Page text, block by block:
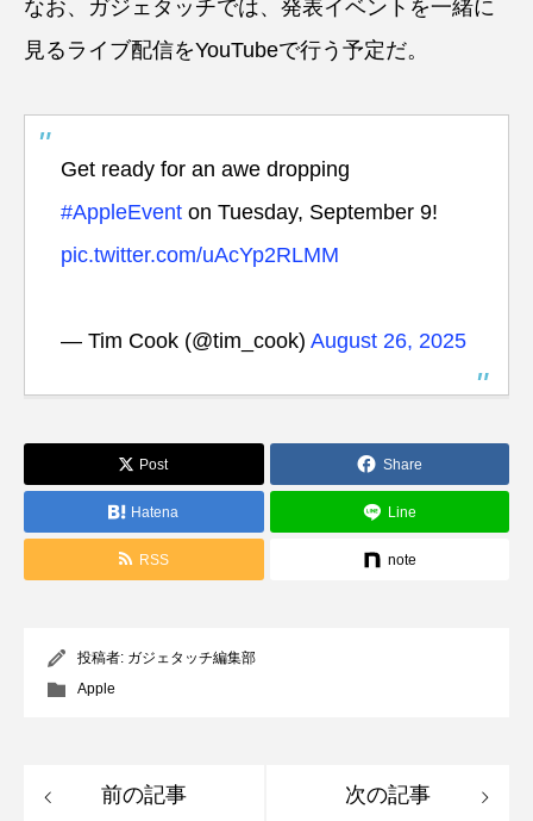
なお、ガジェタッチでは、発表イベントを一緒に
見るライブ配信をYouTubeで行う予定だ。
Get ready for an awe dropping
#AppleEvent on Tuesday, September 9!
pic.twitter.com/uAcYp2RLMM
— Tim Cook (@tim_cook) August 26, 2025
Post Share
Hatena Line
RSS note
投稿者: ガジェタッチ編集部
Apple
前の記事 次の記事